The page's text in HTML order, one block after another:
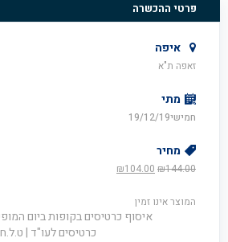
פרטי ההכשרה
איפה
זאפה ת"א
מתי
חמישי19/12/19
מחיר
₪144.00
המחיר
היה:
₪144.00.
₪104.00
₪104.00.
המוצר אינו זמין
כרטיסים לעו"ד | ט.ל.ח